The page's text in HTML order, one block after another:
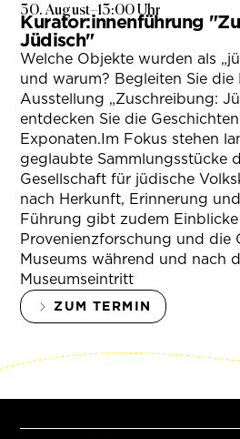
30. August–13:00 Uhr
Kurator:innenführung
Jüdisch"
Welche Objekte wurden als
und warum? Begleiten Sie
Ausstellung „Zuschreibung:
entdecken Sie die
Exponaten.Im Fokus stehen
geglaubte Sammlungsstücke
Gesellschaft für jüdische
nach Herkunft, Erinnerung
Führung gibt zudem
Provenienzforschung und die
Museums während und nach
Museumseintritt
ZUM TERMIN